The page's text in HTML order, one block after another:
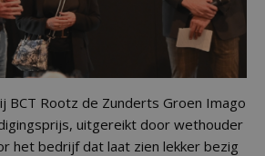
BCT Rootz de Zunderts Groen Imago
uitgereikt door wethouder
het bedrijf dat laat zien lekker bezig